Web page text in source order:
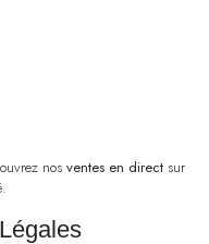
nos ventes en direct sur